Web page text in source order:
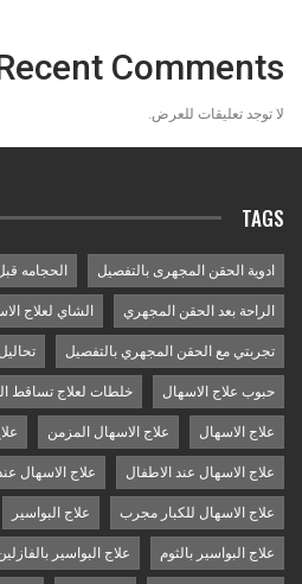
Comments
لا توجد تعليقات للعرض.
TAGS
ادوية الحقن المجهرى بالتفصيل الحجامه
الراحة بعد الحقن المجهري الشاي لعلاج
تجربتي مع الحقن المجهري بالتفصيل
حبوب علاج الاسهال خلطات لعلاج تساقط
علاج الاسهال علاج الاسهال المزمن
علاج الاسهال عند الاطفال علاج الاسهال
علاج الاسهال للكبار مجرب علاج البواسير
علاج البواسير بالثوم علاج البواسير